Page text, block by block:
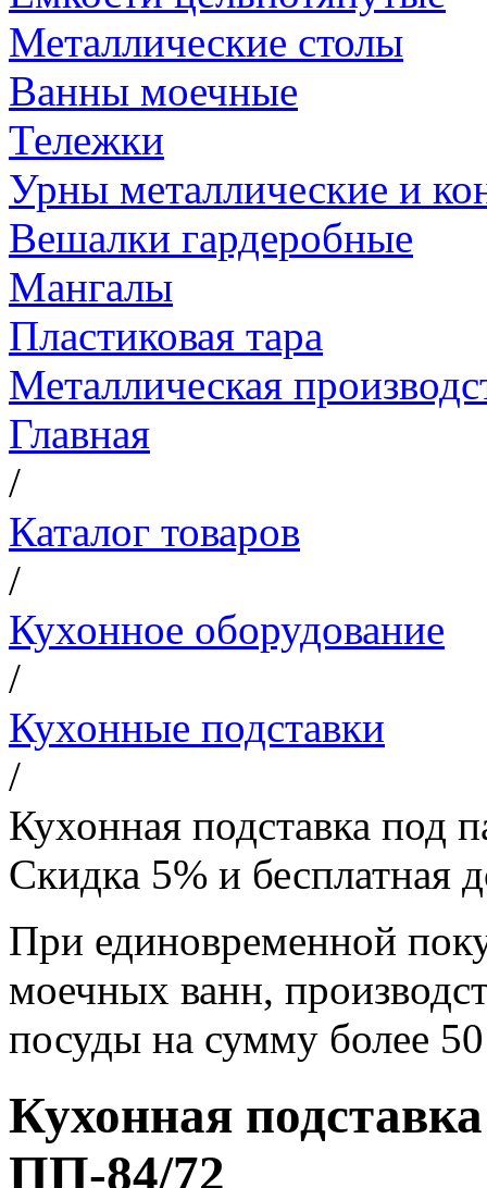
Металлические столы
Ванны моечные
Тележки
Урны металлические и
Вешалки гардеробные
Мангалы
Пластиковая тара
Металлическая
Главная
/
Каталог товаров
/
Кухонное оборудование
/
Кухонные подставки
/
Кухонная подставка под
Скидка 5% и бесплатная
При единовременной
моечных ванн,
посуды на сумму более
Кухонная
ПП-84/72